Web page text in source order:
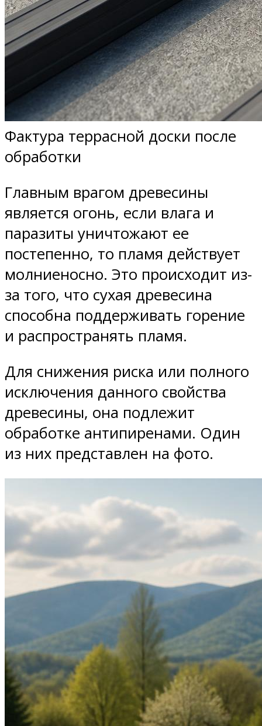
Фактура террасной доски после
обработки
Главным врагом древесины
является огонь, если влага и
паразиты уничтожают ее
постепенно, то пламя действует
молниеносно. Это происходит из-
за того, что сухая древесина
способна поддерживать горение
и распространять пламя.
Для снижения риска или полного
исключения данного свойства
древесины, она подлежит
обработке антипиренами. Один
из них представлен на фото.